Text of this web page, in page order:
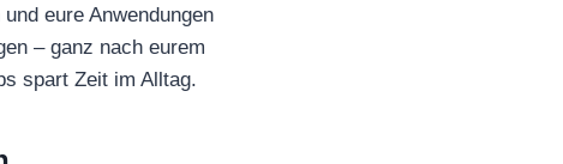
eure Anwendungen
– ganz nach eurem
spart Zeit im Alltag.